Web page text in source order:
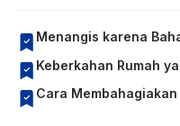
Menangis karena
Keberkahan Rumah
Cara Membahagiakan